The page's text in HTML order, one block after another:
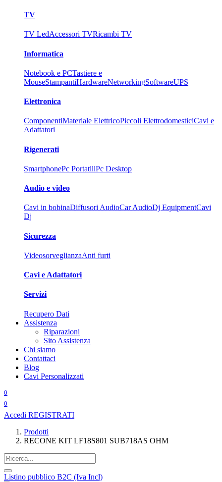
TV
TV LedAccessori TVRicambi TV
Informatica
Notebook e PCTastiere e
MouseStampantiHardwareNetworkingSoftwareUPS
Elettronica
ComponentiMateriale ElettricoPiccoli ElettrodomesticiCavi e
Adattatori
Rigenerati
SmartphonePc PortatiliPc Desktop
Audio e video
Cavi in bobinaDiffusori AudioCar AudioDj EquipmentCavi
Dj
Sicurezza
VideosorveglianzaAnti furti
Cavi e Adattatori
Servizi
Recupero Dati
Assistenza
Riparazioni
Sito Assistenza
Chi siamo
Contattaci
Blog
Cavi Personalizzati
0
0
Accedi REGISTRATI
Prodotti
RECONE KIT LF18S801 SUB718AS OHM
Listino pubblico B2C (Iva Incl)